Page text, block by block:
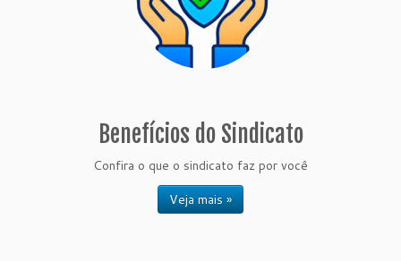
Benefícios do Sindicato
Confira o que o sindicato faz por você
Veja mais »